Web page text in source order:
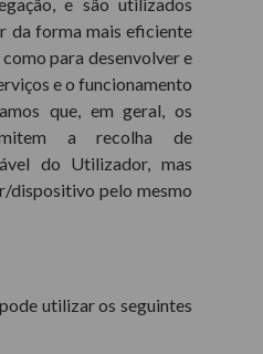
da forma mais eficiente
para desenvolver e
e o funcionamento
que, em geral, os
a recolha de
do Utilizador, mas
dispositivo pelo mesmo
utilizar os seguintes